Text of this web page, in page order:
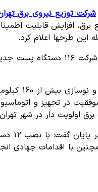
شرکت توزیع نیروی برق
افزایش قابلیت
این طرحها اعلام کرد.
با اقدامات جهادی